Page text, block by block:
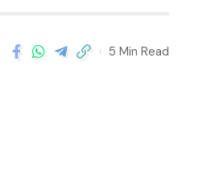
5 Min Read